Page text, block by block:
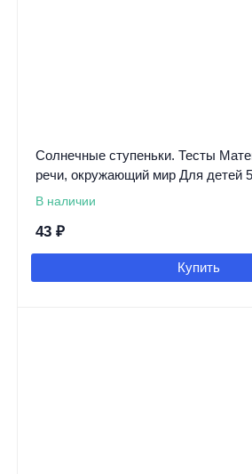
Солнечные ступеньки. Тесты
речи, окружающий мир Для детей
В наличии
43 ₽
Купить